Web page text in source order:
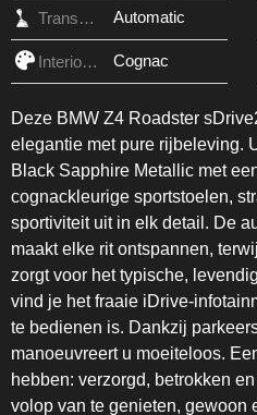
Transmission Automatic
Interior Color Cognac
Deze BMW Z4 Roadster
elegantie met pure rijbeleving.
Black Sapphire Metallic met
cognackleurige sportstoelen,
sportiviteit uit in elk detail. De
maakt elke rit ontspannen,
zorgt voor het typische,
vind je het fraaie iDrive-
te bedienen is. Dankzij
manoeuvreert u moeiteloos.
hebben: verzorgd, betrokken
volop van te genieten, gewoon